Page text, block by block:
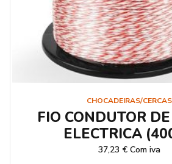
CHOCADEIRAS/CERCAS
FIO CONDUTOR
ELECTRICA
37,23 € Com iva